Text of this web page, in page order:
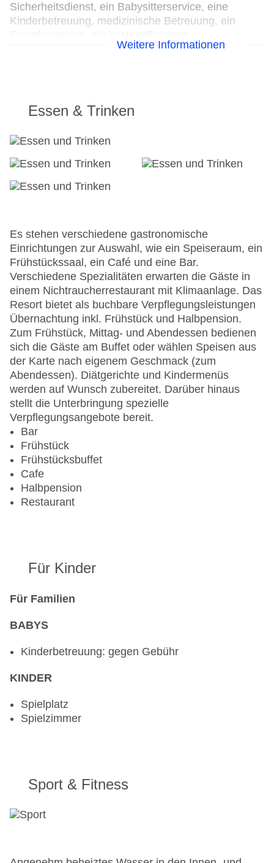
Sicherheitsdienst, ein Babysitterservice, eine
Kinderbetreuung, medizinische Betreuung, ein
Zimmerservice, ein Wäscheservice, eine
Gebühr) zu schätzen wissen, Fahrradstellplätze
sind ebenfalls vorhanden. Bei Geschäftlichem hilft
das Business-Center gerne weiter und bietet ein
Faxgerät an. Folgende Kreditkarten werden
akzeptiert: American Express, Visa, Diners Club
Parkhaus: ohne Gebühr
Konferenzraum
Garten
Hoteleröffnung: 1990
Hotelsafe: ohne Gebühr
WLAN/WiFi im Hotel: gegen Gebühr
Letzte umfassende Renovierung: 2008
Lift
Anzahl der Konferenzräume: 1
Rezeption
Zimmerservice
Sonnenterrasse
Gesamtanzahl der Stockwerke: 3
Gesamtanzahl der Zimmer: 200
Pools:Beheizter Außenpool, Indoor Pool, Outdoor
Pool, Liegen am Pool: ohne Gebühr
Zahlungsarten: American Express, Diners Club,
Mastercard, Visa
Landeskategorie: 4 Sterne
Weitere Informationen
Essen & Trinken
Es stehen verschiedene gastronomische
Einrichtungen zur Auswahl, wie ein Speiseraum, ein
Frühstückssaal, ein Café und eine Bar.
Verschiedene Spezialitäten erwarten die Gäste in
einem Nichtraucherrestaurant mit Klimaanlage. Das
Resort bietet als buchbare Verpflegungsleistungen
Übernachtung inkl. Frühstück und Halbpension.
Zum Frühstück, Mittag- und Abendessen bedienen
sich die Gäste am Buffet oder wählen Speisen aus
der Karte nach eigenem Geschmack (zum
Abendessen). Diätgerichte und Kindermenüs
werden auf Wunsch zubereitet. Darüber hinaus
stellt die Unterbringung spezielle
Verpflegungsangebote bereit.
Bar
Frühstück
Frühstücksbuffet
Cafe
Halbpension
Restaurant
Für Kinder
Für Familien
BABYS
Kinderbetreuung: gegen Gebühr
KINDER
Spielplatz
Spielzimmer
Sport & Fitness